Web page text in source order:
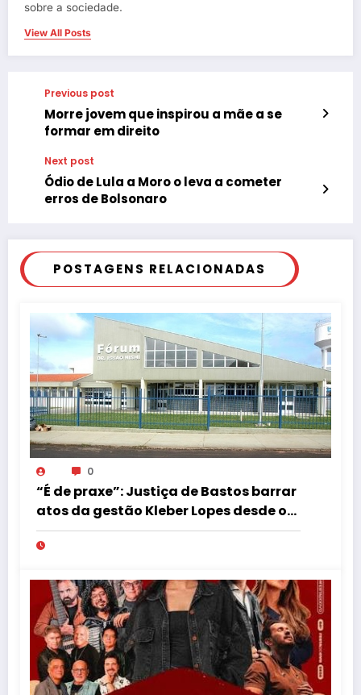
sobre a sociedade.
View All Posts
Previous post
Morre jovem que inspirou a mãe a se
formar em direito
Next post
Ódio de Lula a Moro o leva a cometer
erros de Bolsonaro
POSTAGENS RELACIONADAS
0
“É de praxe”: Justiça de Bastos barrar
atos da gestão Kleber Lopes desde o
início do mandato